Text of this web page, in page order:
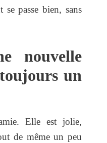
passe bien, sans
nouvelle
un
Elle est jolie,
de même un peu